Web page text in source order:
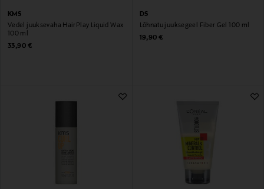
KMS
Vedel juuksevaha HairPlay Liquid Wax
100 ml
Original Price
33,90 €
DS
Lõhnatu juuksegeel Fiber Gel 100 ml
Original Price
19,90 €